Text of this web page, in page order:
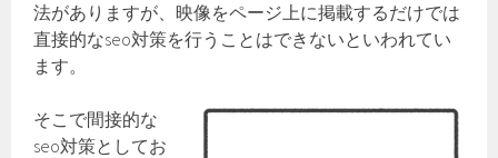
法がありますが、映像をページ上に掲載するだけでは
直接的なseo対策を行うことはできないといわれてい
ます。
そこで間接的な
seo対策としてお